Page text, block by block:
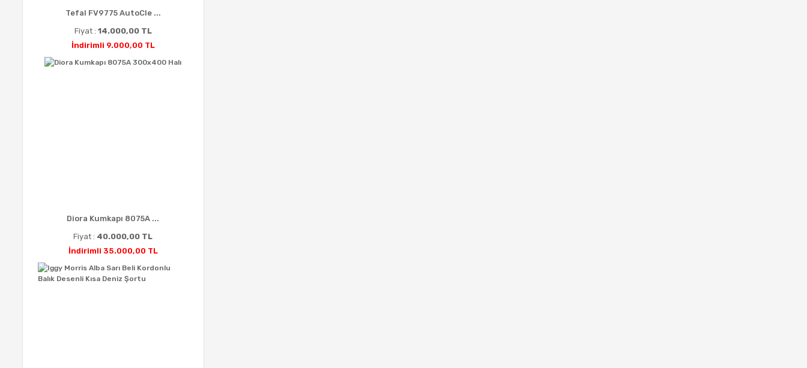
Tefal FV9775 AutoCle ...
Fiyat : 14.000,00 TL
İndirimli 9.000,00 TL
Diora Kumkapı 8075A ...
Fiyat : 40.000,00 TL
İndirimli 35.000,00 TL